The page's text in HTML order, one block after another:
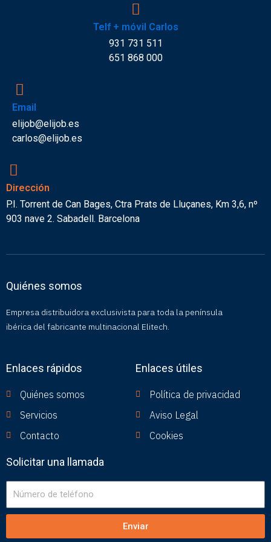
Telf + móvil Carlos
931 731 511
651 868 000
Email
elijob@elijob.es
carlos@elijob.es
Dirección
P.I. Torrent de Can Bages, Ctra Prats de Lluçanes, Km 3,6, nº
903 nave 2. Sabadell. Barcelona
Quiénes somos
Empresa distribuidora exclusivista para toda la península
ibérica del fabricante multinacional Elitech.
Enlaces rápidos
Quiénes somos
Servicios
Contacto
Enlaces útiles
Política de privacidad
Aviso Legal
Cookies
Solicitar una llamada
teléfono
Enviar